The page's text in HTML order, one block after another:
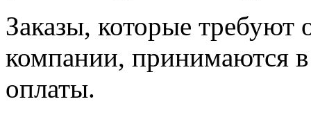
Заказы, которые требуют
компании, принимаются
оплаты.